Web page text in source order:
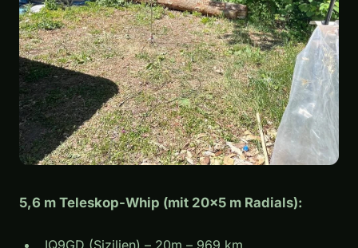
5,6 m Teleskop-Whip (mit 20×5 m Radials):
IQ9GD (Sizilien) – 20m – 969 km